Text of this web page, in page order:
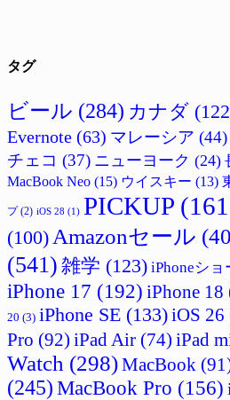
タグ
ビール (284) カナダ
Evernote (63) マレーシア (44)
チェコ (37) ニューヨーク (24)
MacBook Neo (15) ウイスキー (13)
プ(2) iOS 28 (1) PICKUP
(100) Amazonセール
(541) 雑学 (123) iPhoneショ
iPhone 17 (192) iPhone 18
20 (3) iPhone SE (133)iOS 26
Pro (92) iPad Air (74) iPad
Watch (298)MacBook
(245) MacBook Pro (156)